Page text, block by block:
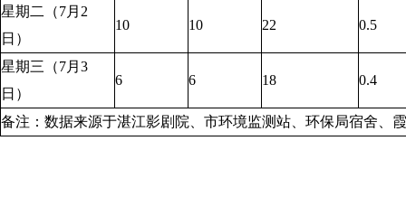
星期二（7月2
日）
10 10 22 0.5
星期三（7月3
日）
6 6 18 0.4
备注：数据来源于湛江影剧院、市环境监测站、环保局宿舍、